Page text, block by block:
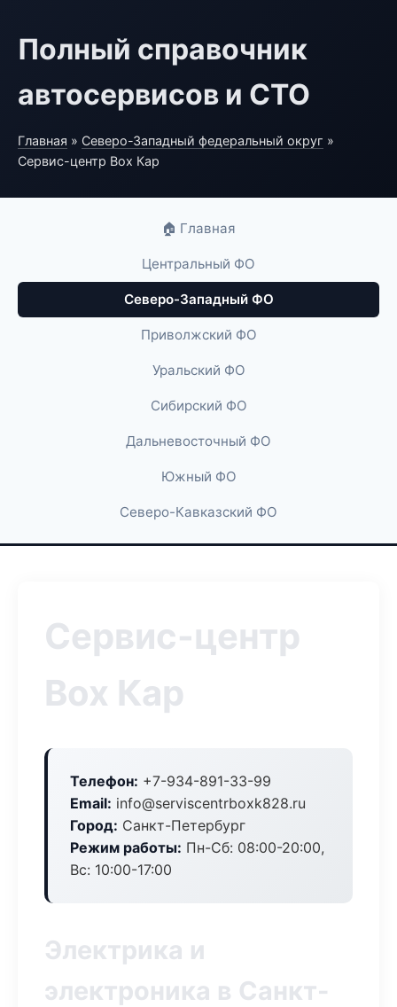
Полный справочник
автосервисов и СТО
Главная » Северо-Западный федеральный округ »
Сервис-центр Box Кар
🏠 Главная
Центральный ФО
Северо-Западный ФО
Приволжский ФО
Уральский ФО
Сибирский ФО
Дальневосточный ФО
Южный ФО
Северо-Кавказский ФО
Сервис-центр
Box Кар
Телефон: +7-934-891-33-99
Email: info@serviscentrboxk828.ru
Город: Санкт-Петербург
Режим работы: Пн-Сб: 08:00-20:00,
Вс: 10:00-17:00
Электрика и
электроника в Санкт-